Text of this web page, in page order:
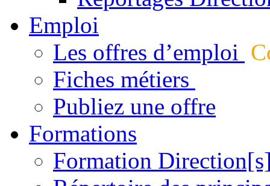
Emploi
Les offres d’emploi
Fiches métiers
Publiez une offre
Formations
Formation